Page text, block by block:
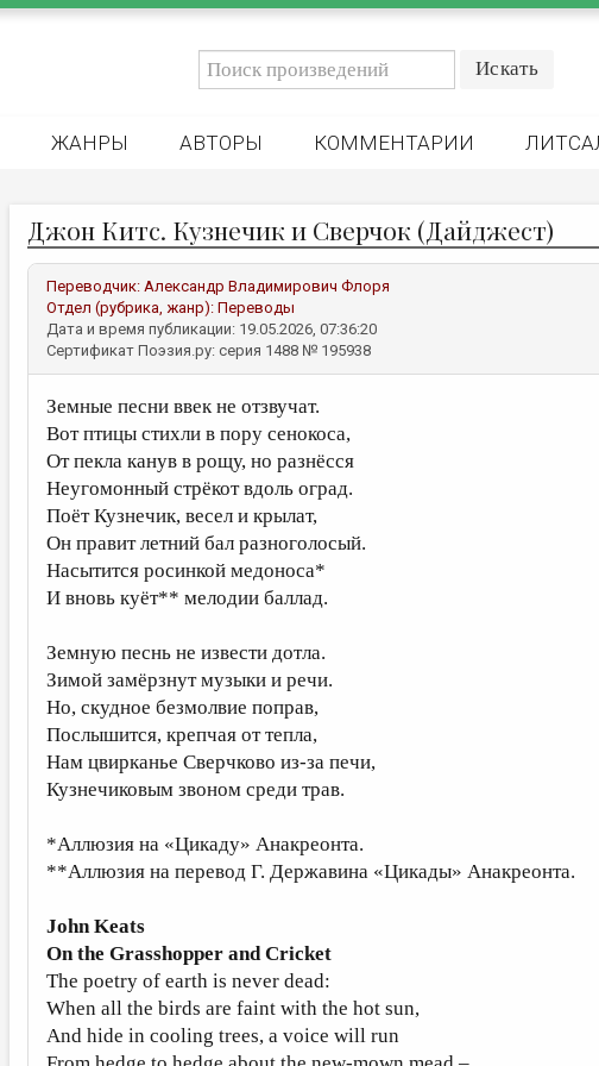
ЖАНРЫ АВТОРЫ КОММЕНТАРИИ
Джон Китс. Кузнечик и Сверчок (Дайджест)
Переводчик: Александр Владимирович Флоря
Отдел (рубрика, жанр): Переводы
Дата и время публикации: 19.05.2026, 07:36:20
Сертификат Поэзия.ру: серия 1488 № 195938
Земные песни ввек не отзвучат.
Вот птицы стихли в пору сенокоса,
От пекла канув в рощу, но разнёсся
Неугомонный стрёкот вдоль оград.
Поёт Кузнечик, весел и крылат,
Он правит летний бал разноголосый.
Насытится росинкой медоноса*
И вновь куёт** мелодии баллад.
Земную песнь не извести дотла.
Зимой замёрзнут музыки и речи.
Но, скудное безмолвие поправ,
Послышится, крепчая от тепла,
Нам цвирканье Сверчково из-за печи,
Кузнечиковым звоном среди трав.
*Аллюзия на «Цикаду» Анакреонта.
**Аллюзия на перевод Г. Державина «Цикады» Анакреонта.
John Keats
On the Grasshopper and Cricket
The poetry of earth is never dead:
When all the birds are faint with the hot sun,
And hide in cooling trees, a voice will run